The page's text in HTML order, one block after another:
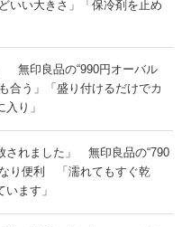
いい大きさ」「保冷剤を止め
無印良品の“990円オーバル
合う」「盛り付けるだけでカ
り」
されました」 無印良品の“790
り便利 「濡れてもすぐ乾
ます」